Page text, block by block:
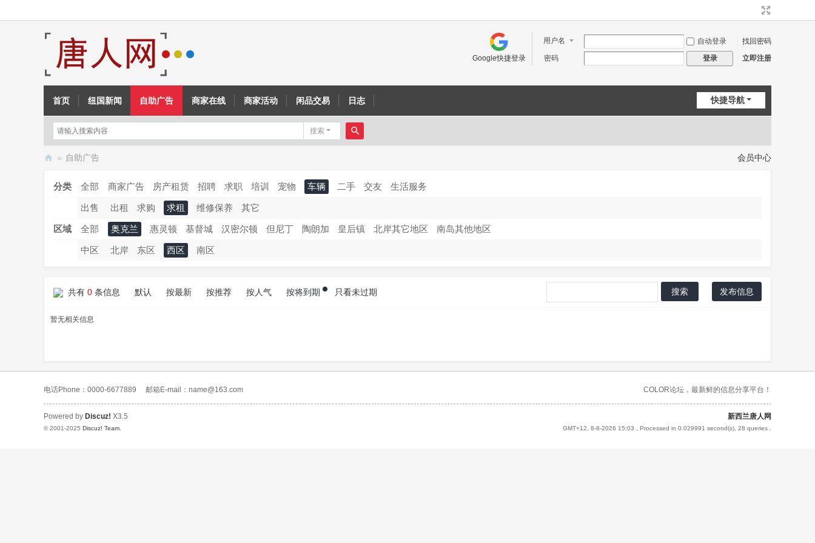
用户名 自动登录
找回密码
密码
登录 立即注册
Google快捷登录
快捷导航
首页 纽国新闻 自助广告 商家在线 商家活动 闲品交易 日志
搜索
搜
» 自助广告 会员中心
分类 全部 商家广告 房产租赁 招聘 求职 培训 宠物 车辆 二手 交友 生活服务
出售 出租 求购 求租 维修保养 其它
区域 全部 奥克兰 惠灵顿 基督城 汉密尔顿 但尼丁 陶朗加 皇后镇 北岸其它地区 南岛其他地区
中区 北岸 东区 西区 南区
共有 0 条信息 默认 按最新 按推荐 按人气 按将到期 只看未过期 搜索 发布信息
暂无相关信息
电话Phone：0000-6677889 邮箱E-mail：name@163.com COLOR论坛，最新鲜的信息分享平台！
新西兰唐人网
GMT+12, 8-8-2026 15:03 , Processed in 0.029991 second(s), 28 queries .
Powered by Discuz! X3.5
© 2001-2025 Discuz! Team